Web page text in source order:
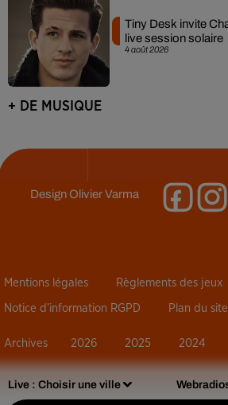
Live : Choisir une ville
4 août 2026
Tiny Desk invite
live session solaire
+ DE MUSIQUE
DesignOlivier Varma
Mentions légales Règlements des jeux
Notice d’information RGPD Plan du site
Archives 2026 2025 2024